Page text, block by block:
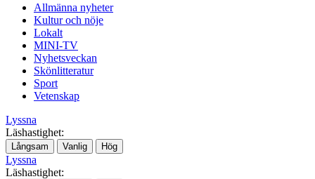
Allmänna nyheter
Kultur och nöje
Lokalt
MINI-TV
Nyhetsveckan
Skönlitteratur
Sport
Vetenskap
Lyssna
Läshastighet:
Långsam Vanlig Hög
Lyssna
Läshastighet: